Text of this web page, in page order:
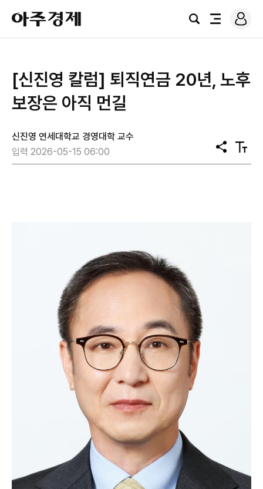
아
주
경
검
전
로
그
[신진영 칼럼] 퇴직연금 20년, 노후
보장은 아직 먼길
신진영 연세대학교 경영대학 교수
입력 2026-05-15 06:00
공
유
텍
스